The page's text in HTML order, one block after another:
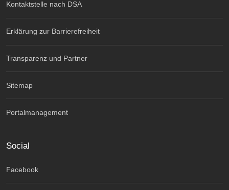
Kontaktstelle nach DSA
Erklärung zur Barrierefreiheit
Transparenz und Partner
Sitemap
Portalmanagement
Social
Facebook